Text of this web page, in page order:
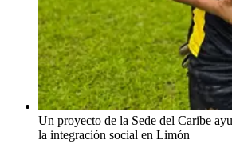
Un proyecto de la Sede del Caribe
la integración social en Limón